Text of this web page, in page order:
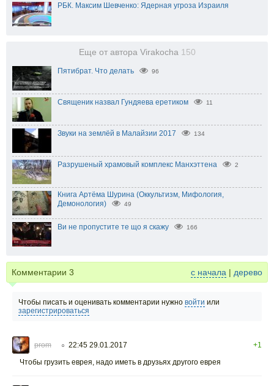
РБК. Максим Шевченко: Ядерная угроза Израиля
Еще от автора Virakocha 150
Пятибрат. Что делать 96
Священик назвал Гундяева еретиком 11
Звуки на землёй в Малайзии 2017 134
Разрушеный храмовый комплекс Манхэттена 2
Книга Артёма Шурина (Оккультизм, Мифология,
Демонология)
49
Ви не пропустите те що я скажу 166
Комментарии 3 с начала | дерево
Чтобы писать и оценивать комментарии нужно войти или
зарегистрироваться
prom ○ 22:45 29.01.2017
+1
Чтобы грузить еврея, надо иметь в друзьях другого еврея